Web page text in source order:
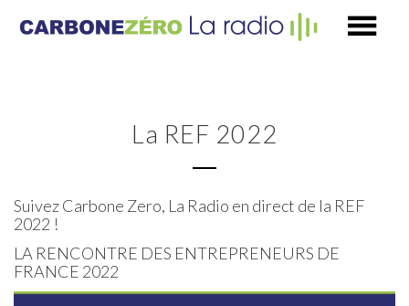
La REF 2022
Suivez Carbone Zero, La Radio en direct de la REF
2022 !
LA RENCONTRE DES ENTREPRENEURS DE
FRANCE 2022